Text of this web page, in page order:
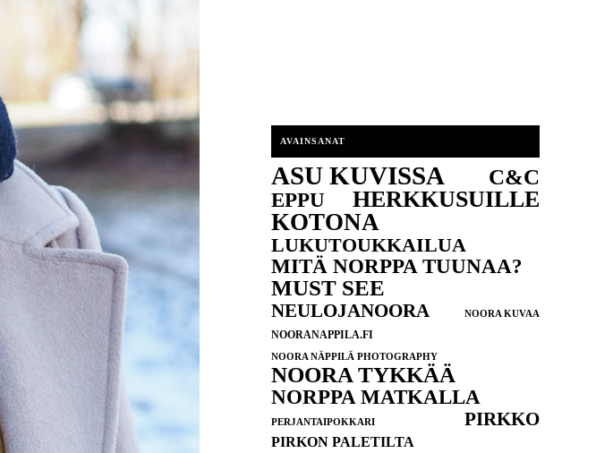
AVAINSANAT
ASU KUVISSA C&C
EPPU HERKKUSUILLE
KOTONA
LUKUTOUKKAILUA
MITÄ NORPPA TUUNAA?
MUST SEE
NEULOJANOORA NOORA KUVAA
NOORANAPPILA.FI
NOORA NÄPPILÄ PHOTOGRAPHY
NOORA TYKKÄÄ
NORPPA MATKALLA
PERJANTAIPOKKARI PIRKKO
PIRKON PALETILTA